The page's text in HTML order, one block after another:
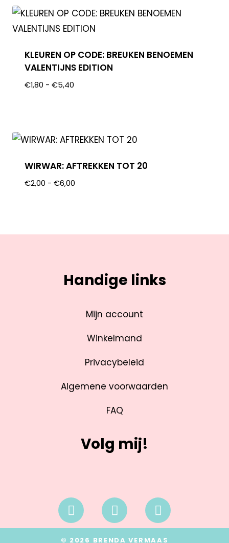
KLEUREN OP CODE: BREUKEN BENOEMEN
VALENTIJNS EDITION
€1,80 - €5,40
WIRWAR: AFTREKKEN TOT 20
€2,00 - €6,00
Handige links
Mijn account
Winkelmand
Privacybeleid
Algemene voorwaarden
FAQ
Volg mij!
© 2026 BRENDA VERMAAS